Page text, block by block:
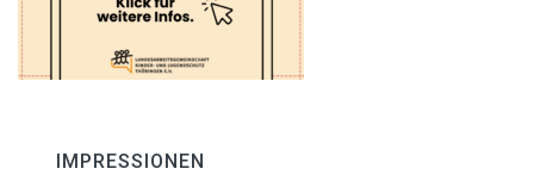
IMPRESSIONEN